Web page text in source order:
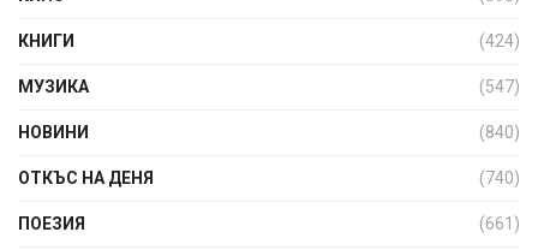
КНИГИ (424)
МУЗИКА (547)
НОВИНИ (840)
ОТКЪС НА ДЕНЯ (740)
ПОЕЗИЯ (661)